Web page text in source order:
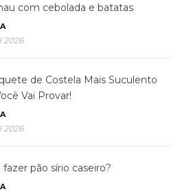
com cebolada e batatas
2026
de Costela Mais Suculento
Vai Provar!
2026
fazer pão sírio caseiro?